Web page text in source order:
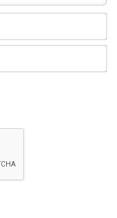
ッ
ク